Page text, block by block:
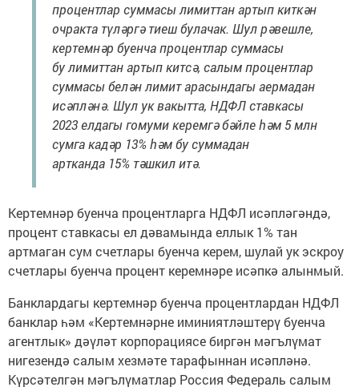
процентлар суммасы лимиттан артып киткән
очракта түләргә тиеш булачак. Шул рәвешле,
кертемнәр буенча процентлар суммасы
бу лимиттан артып китсә, салым процентлар
суммасы белән лимит арасындагы аермадан
исәпләнә. Шул ук вакытта, НДФЛ ставкасы
2023 елдагы гомуми керемгә бәйле һәм 5 млн
сумга кадәр 13% һәм бу суммадан
артканда 15% тәшкил итә.
Кертемнәр буенча процентларга НДФЛ исәпләгәндә,
процент ставкасы ел дәвамында еллык 1% тан
артмаган сум счетлары буенча керем, шулай ук эскроу
счетлары буенча процент керемнәре исәпкә алынмый.
Банклардагы кертемнәр буенча процентлардан НДФЛ
банклар һәм «Кертемнәрне иминиятләштерү буенча
агентлык» дәүләт корпорациясе биргән мәгълүмат
нигезендә салым хезмәте тарафыннан исәпләнә.
Күрсәтелгән мәгълүматлар Россия Федераль салым